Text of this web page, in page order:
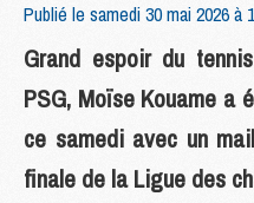
Publié le samedi 30 mai 2026 à
Grand espoir du
PSG, Moïse Kouame a
ce samedi avec un
finale de la Ligue des